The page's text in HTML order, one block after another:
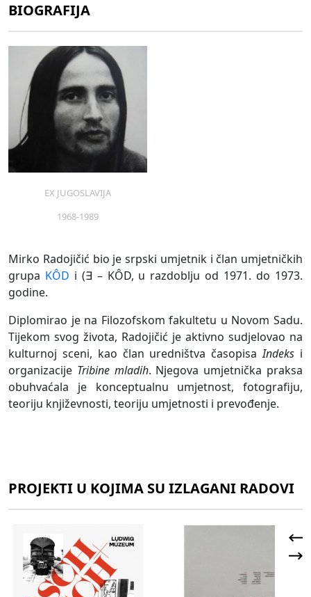
BIOGRAFIJA
EX JUGOSLAVIJA
1968-1989
Mirko Radojičić bio je srpski umjetnik i član umjetničkih
grupa KÔD i (∃ – KÔD, u razdoblju od 1971. do 1973.
godine.
Diplomirao je na Filozofskom fakultetu u Novom Sadu.
Tijekom svog života, Radojičić je aktivno sudjelovao na
kulturnoj sceni, kao član uredništva časopisaIndeks i
organizacije Tribine mladih. Njegova umjetnička praksa
obuhvaćala je konceptualnu umjetnost, fotografiju,
teoriju književnosti, teoriju umjetnosti i prevođenje.
PROJEKTI U KOJIMA SU IZLAGANI RADOVI